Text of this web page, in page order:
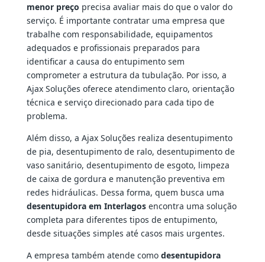
menor preço precisa avaliar mais do que o valor do
serviço. É importante contratar uma empresa que
trabalhe com responsabilidade, equipamentos
adequados e profissionais preparados para
identificar a causa do entupimento sem
comprometer a estrutura da tubulação. Por isso, a
Ajax Soluções oferece atendimento claro, orientação
técnica e serviço direcionado para cada tipo de
problema.
Além disso, a Ajax Soluções realiza desentupimento
de pia, desentupimento de ralo, desentupimento de
vaso sanitário, desentupimento de esgoto, limpeza
de caixa de gordura e manutenção preventiva em
redes hidráulicas. Dessa forma, quem busca uma
desentupidora em Interlagosencontra uma solução
completa para diferentes tipos de entupimento,
desde situações simples até casos mais urgentes.
A empresa também atende como desentupidora